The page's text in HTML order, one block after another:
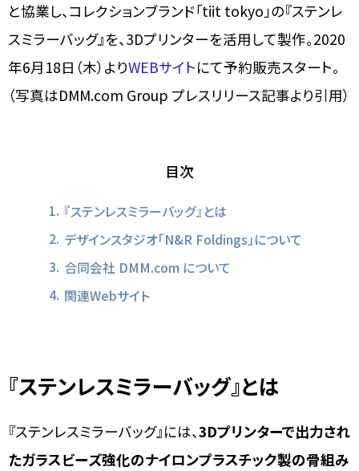
と協業し、コレクションブランド「tiit tokyo」の『ステンレ
スミラーバッグ』を、3Dプリンターを活用して製作。2020
年6月18日（木）よりWEBサイトにて予約販売スタート。
（写真はDMM.com Group プレスリリース記事より引用）
目次
『ステンレスミラーバッグ』とは
デザインスタジオ「N&R Foldings」について
合同会社 DMM.com について
関連Webサイト
『ステンレスミラーバッグ』とは
『ステンレスミラーバッグ』には、3Dプリンターで出力され
たガラスビーズ強化のナイロンプラスチック製の骨組み